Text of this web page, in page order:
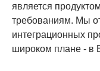
является
требованиям. Мы
интеграционных
широком плане - в